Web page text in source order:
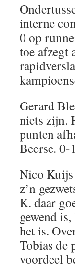
interne
0 op
toe afzegt
Gerard
niets zijn.
punten
Beerse.
Nico Kuijs
z’n
K. daar
gewend
het is.
Tobias de
voordeel